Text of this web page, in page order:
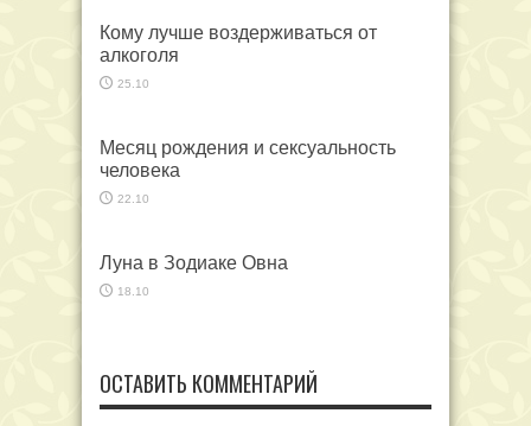
Кому лучше воздерживаться от
алкоголя
25.10
Месяц рождения и сексуальность
человека
22.10
Луна в Зодиаке Овна
18.10
ОСТАВИТЬ КОММЕНТАРИЙ